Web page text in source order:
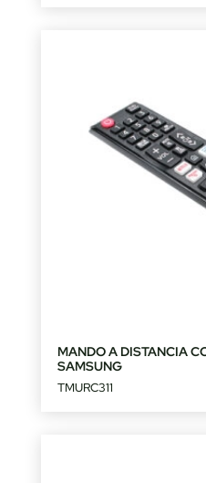
MANDO A DISTANCIA
SAMSUNG
TMURC311